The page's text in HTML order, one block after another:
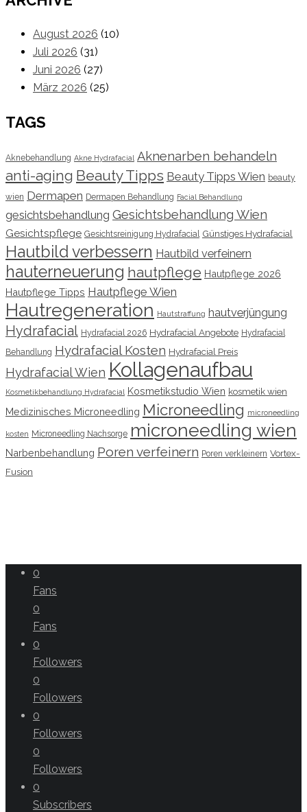
August 2026 (10)
Juli 2026 (31)
Juni 2026 (27)
März 2026 (25)
TAGS
Aknebehandlung Akne Hydrafacial Aknenarben behandeln
anti-aging Beauty Tipps Beauty Tipps Wien beauty
wien Dermapen Dermapen Behandlung Facial Behandlung
gesichtsbehandlung Gesichtsbehandlung Wien
Gesichtspflege Gesichtsreinigung Hydrafacial Günstiges Hydrafacial
Hautbild verbessern Hautbild verfeinern
hauterneuerung hautpflege Hautpflege 2026
Hautpflege Tipps Hautpflege Wien
Hautregeneration Hautstraffung hautverjüngung
Hydrafacial Hydrafacial 2026 Hydrafacial Angebote Hydrafacial
Behandlung Hydrafacial Kosten Hydrafacial Preis
Hydrafacial Wien Kollagenaufbau
Kosmetikbehandlung Hydrafacial Kosmetikstudio Wien kosmetik wien
Medizinisches Microneedling Microneedling microneedling
kosten Microneedling Nachsorge microneedling wien
Narbenbehandlung Poren verfeinern Poren verkleinern Vortex-
Fusion
0
Fans
0
Fans
0
Followers
0
Followers
0
Followers
0
Followers
0
Subscribers